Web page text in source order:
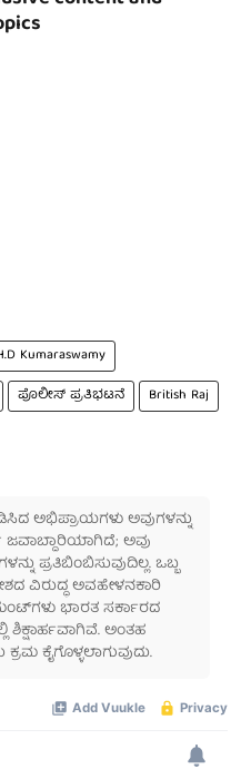
Kumaraswamy
ಪೊಲೀಸ್ ಪ್ರತಿಭಟನೆ
British Raj
ಅಭಿಪ್ರಾಯಗಳು ಅವುಗಳನ್ನು
ಅವು
ಪ್ರತಿಬಿಂಬಿಸುವುದಿಲ್ಲ. ಒಬ್ಬ
ವಿರುದ್ಧ ಅವಹೇಳನಕಾರಿ
ಭಾರತ ಸರ್ಕಾರದ
ಅಂತಹ
ಕೈಗೊಳ್ಳಲಾಗುವುದು.